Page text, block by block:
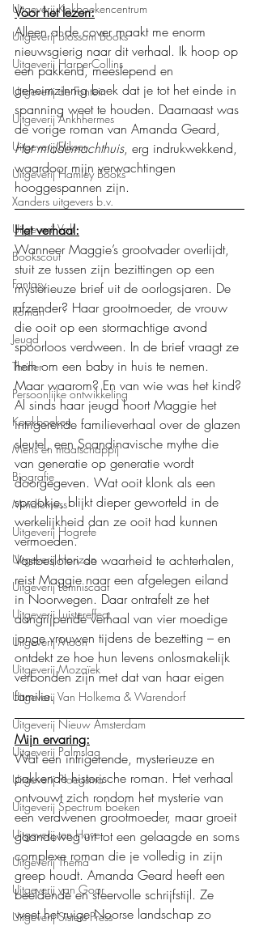
Uitgeverij Kokboekencentrum
Uitgeverij Blossom Books
Uitgeverij HarperCollins
Uitgeverij de Fontein
Uitgeverij Ankhhermes
Uitgeverij Elikser
Uitgeverij Hamley Books
Xanders uitgevers b.v.
Uitgeverij Volt
Bookscout
Fantasy
Roman
Jeugd
Thriller
Persoonlijke ontwikkeling
Kookboeken
Mens en maatschappij
Biografie
Mindfulness
Uitgeverij Hogrefe
Uitgeverij Horizon
Uitgeverij Lemniscaat
Uitgeverij Luistereffect
Uitgeverij Moon
Uitgeverij Mozaïek
Uitgeverij Van Holkema & Warendorf
Uitgeverij Nieuw Amsterdam
Uitgeverij Palmslag
Uitgeverij Ploegsma
Uitgeverij Spectrum boeken
Uitgeverij ten Have
Uitgeverij Thema
Uitgeverij van Goor
Uitgeverij Sisters Press
Voor het lezen:
Alleen al de cover maakt me enorm
nieuwsgierig naar dit verhaal. Ik hoop op
een pakkend, meeslepend en
geheimzinnig boek dat je tot het einde in
spanning weet te houden. Daarnaast was
de vorige roman van Amanda Geard,
Het middernachthuis, erg indrukwekkend,
waardoor mijn verwachtingen
hooggespannen zijn.
Het verhaal:
Wanneer Maggie’s grootvader overlijdt,
stuit ze tussen zijn bezittingen op een
mysterieuze brief uit de oorlogsjaren. De
afzender? Haar grootmoeder, de vrouw
die ooit op een stormachtige avond
spoorloos verdween. In de brief vraagt ze
hem om een baby in huis te nemen.
Maar waarom? En van wie was het kind?
Al sinds haar jeugd hoort Maggie het
intrigerende familieverhaal over de glazen
sleutel, een Scandinavische mythe die
van generatie op generatie wordt
doorgegeven. Wat ooit klonk als een
sprookje, blijkt dieper geworteld in de
werkelijkheid dan ze ooit had kunnen
vermoeden.
Vastbesloten de waarheid te achterhalen,
reist Maggie naar een afgelegen eiland
in Noorwegen. Daar ontrafelt ze het
aangrijpende verhaal van vier moedige
jonge vrouwen tijdens de bezetting – en
ontdekt ze hoe hun levens onlosmakelijk
verbonden zijn met dat van haar eigen
familie.
Mijn ervaring:
Wat een intrigerende, mysterieuze en
pakkende historische roman. Het verhaal
ontvouwt zich rondom het mysterie van
een verdwenen grootmoeder, maar groeit
gaandeweg uit tot een gelaagde en soms
complexe roman die je volledig in zijn
greep houdt. Amanda Geard heeft een
beeldende en sfeervolle schrijfstijl. Ze
weet het ruige Noorse landschap zo